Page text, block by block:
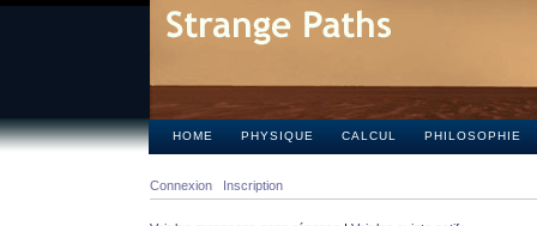
HOME PHYSIQUE CALCUL PHILOSOPHIE
Connexion Inscription